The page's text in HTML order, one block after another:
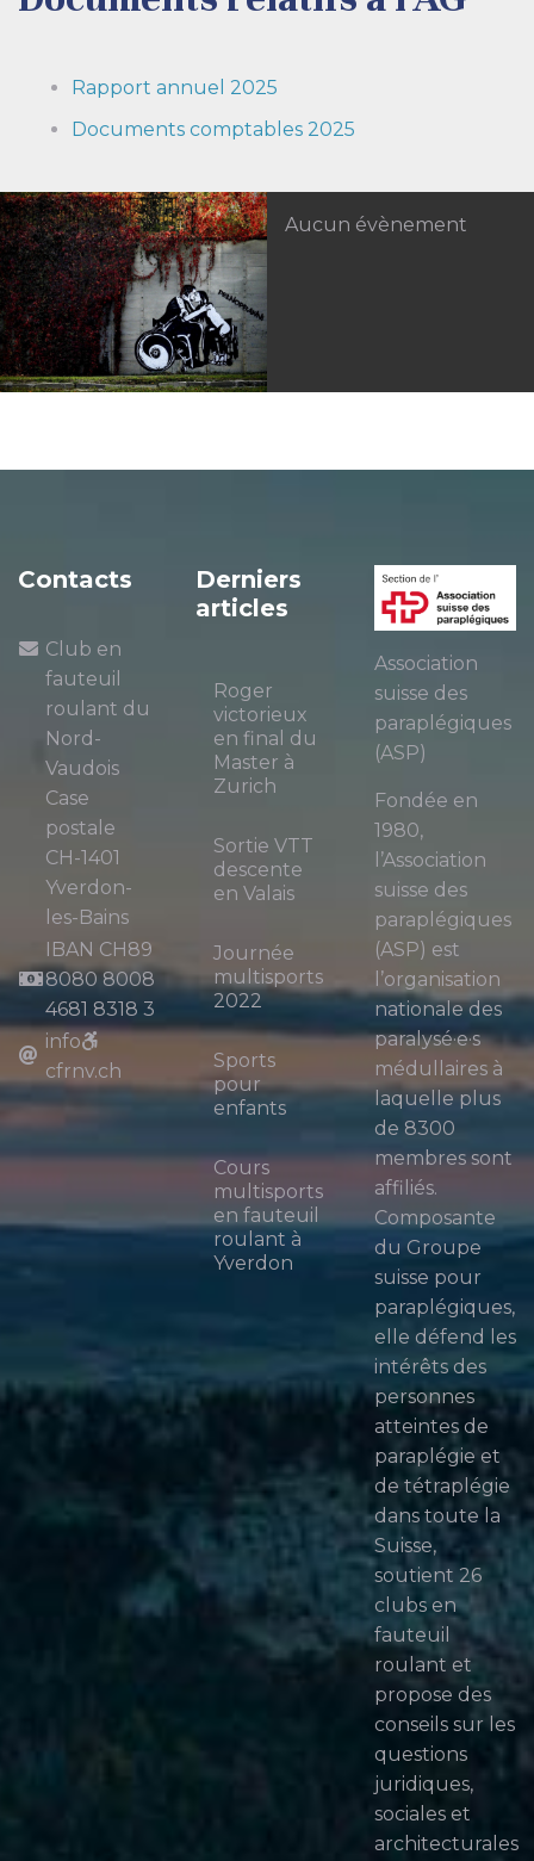
Rapport annuel 2025
Documents comptables 2025
Aucun évènement
Contacts
Club en
fauteuil
roulant du
Nord-
Vaudois
Case
postale
CH-1401
Yverdon-
les-Bains
IBAN CH89
8080 8008
4681 8318 3
info
cfrnv.ch
Derniers
articles
Roger
victorieux
en final du
Master à
Zurich
Sortie VTT
descente
en Valais
Journée
multisports
2022
Sports
pour
enfants
Cours
multisports
en fauteuil
roulant à
Yverdon
Association
suisse des
paraplégiques
(ASP)
Fondée en
1980,
l’Association
suisse des
paraplégiques
(ASP) est
l’organisation
nationale des
paralysé·e·s
médullaires à
laquelle plus
de 8300
membres sont
affiliés.
Composante
du Groupe
suisse pour
paraplégiques,
elle défend les
intérêts des
personnes
atteintes de
paraplégie et
de tétraplégie
dans toute la
Suisse,
soutient 26
clubs en
fauteuil
roulant et
propose des
conseils sur les
questions
juridiques,
sociales et
architecturales